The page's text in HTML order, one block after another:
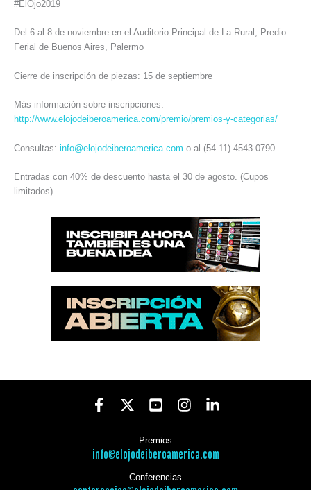
#ElOjo2019
Del 6 al 8 de noviembre en el Auditorio Principal de La Rural, Predio
Ferial de Buenos Aires, Palermo
Cierre de inscripción de piezas: 15 de septiembre
Más información sobre inscripciones:
http://www.elojodeiberoamerica.com/premio/premios-y-categorias/
Consultas: info@elojodeiberoamerica.com o al (54-11) 4543-0790
Entradas con 40% de descuento hasta el 30 de agosto. (Cupos
limitados)
Premios
info@elojodeiberoamerica.com
Conferencias